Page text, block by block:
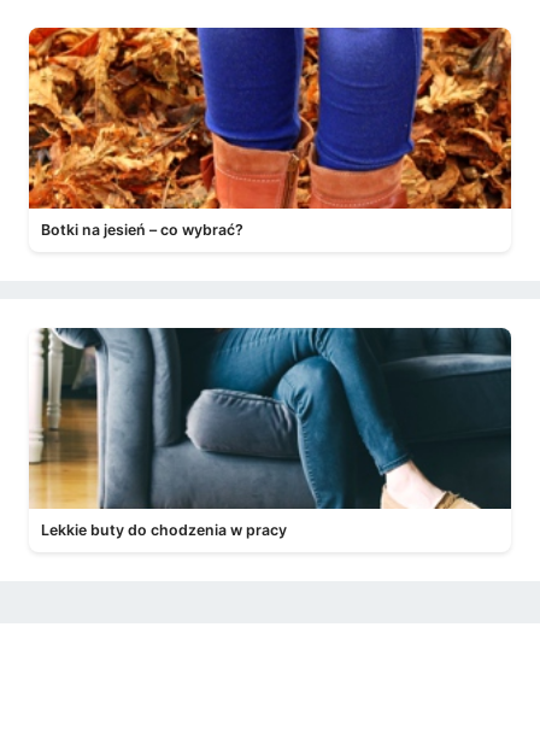
Botki na jesień – co wybrać?
Lekkie buty do chodzenia w pracy